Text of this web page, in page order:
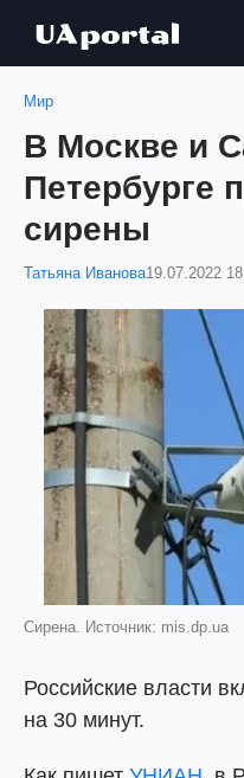
Мир
В Москве и
Петербурге
сирены
Татьяна Иванова19.07.2022
Сирена. Источник: mis.dp.ua
Российские власти
на 30 минут.